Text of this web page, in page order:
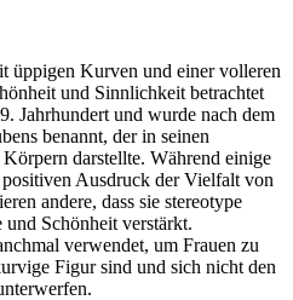
üppigen Kurven und einer volleren
und Sinnlichkeit betrachtet
Jahrhundert und wurde nach dem
benannt, der in seinen
darstellte. Während einige
Ausdruck der Vielfalt von
andere, dass sie stereotype
Schönheit verstärkt.
verwendet, um Frauen zu
Figur sind und sich nicht den